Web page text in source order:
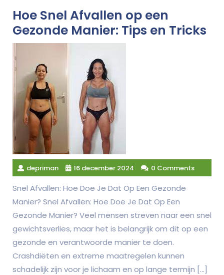
Hoe Snel Afvallen op een
Gezonde Manier: Tips en Tricks
depriman 16 december 2024 0 Comments
Snel Afvallen: Hoe Doe Je Dat Op Een Gezonde
Manier? Snel Afvallen: Hoe Doe Je Dat Op Een
Gezonde Manier? Veel mensen streven naar een snel
gewichtsverlies, maar het is belangrijk om dit op een
gezonde en verantwoorde manier te doen.
Crashdiëten en extreme maatregelen kunnen
schadelijk zijn voor je lichaam en op lange termijn […]